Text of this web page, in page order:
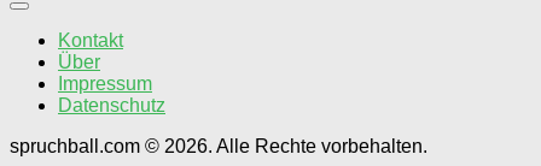
Kontakt
Über
Impressum
Datenschutz
spruchball.com © 2026. Alle Rechte vorbehalten.